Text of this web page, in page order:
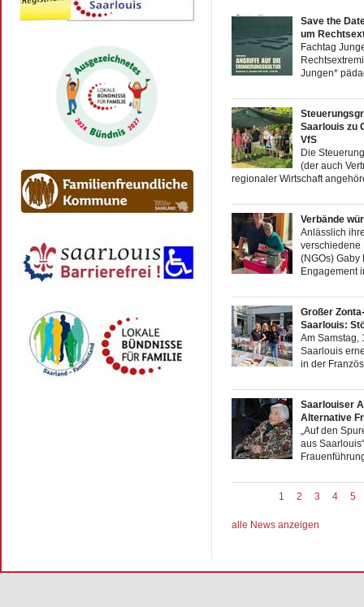
Save the
um
Fachtag
Jungen*
Saarlouis zu
VfS
Die
(der auch
regionaler Wirtschaft
Verbände
Anlässlich
verschiedene
(NGOs)
Engagement
Großer
Saarlouis:
Am Samstag,
Saarlouis
in der
Saarlouiser
Alternative
„Auf den
aus
1 2 3 4 5
alle News anzeigen